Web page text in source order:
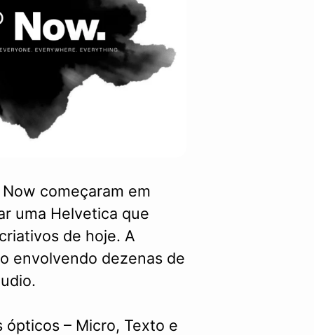
começaram em
uma Helvetica que
de hoje. A
envolvendo dezenas de
– Micro, Texto e